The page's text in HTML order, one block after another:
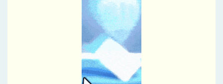
ایران، شریک راهبردی اتحادیه اقتصادی اوراسیا در مسیر توسعه تجارت
پرداخت مطالبات بازنشستگان در اولویت تأمین اجتماعی؛ پیگیری برای
نشست هم افزایی ستاد اربعین بیمه ایران و سازمان حج و زیارت برگزار